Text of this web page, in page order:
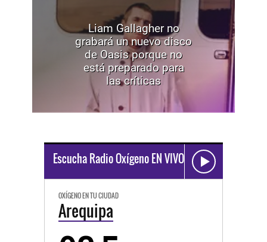
Liam Gallagher no
grabará un nuevo disco
de Oasis porque no
está preparado para
las críticas
Escucha Radio Oxígeno EN VIVO
OXÍGENO EN TU CIUDAD
Arequipa